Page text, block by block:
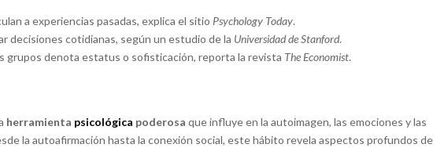
a experiencias pasadas, explica el sitio Psychology Today.
decisiones cotidianas, según un estudio de la Universidad de Stanford.
grupos denota estatus o sofisticación, reporta la revista The Economist.
herramienta psicológica poderosa que influye en la autoimagen, las emociones y las
la autoafirmación hasta la conexión social, este hábito revela aspectos profundos de